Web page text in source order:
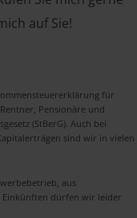
auf Sie!
für
Pensionäre und
(StBerG). Auch bei
sind wir in vielen
aus
Einkünften dürfen wir leider